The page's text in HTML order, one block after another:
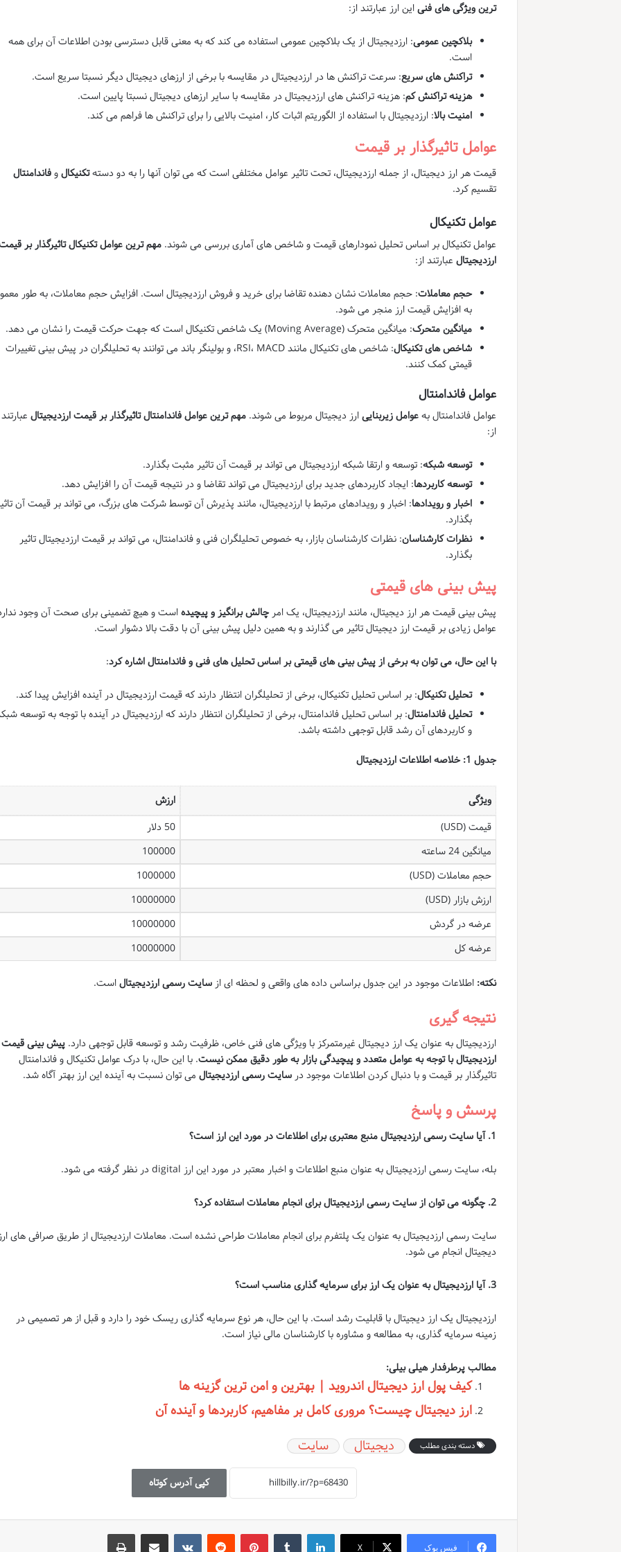
ترین ویژگی های فنیاین ارز عبارتند از:
بلاکچین عمومی: ارزدیجیتال از یک بلاکچین عمومی استفاده می کند که به معنی قابل دسترسی بودن اطلاعات آن برای همه
است.
تراکنش های سریع: سرعت تراکنش ها در ارزدیجیتال در مقایسه با برخی از ارزهای دیجیتال دیگر نسبتا سریع است.
هزینه تراکنش کم: هزینه تراکنش های ارزدیجیتال در مقایسه با سایر ارزهای دیجیتال نسبتا پایین است.
امنیت بالا: ارزدیجیتال با استفاده از الگوریتم اثبات کار، امنیت بالایی را برای تراکنش ها فراهم می کند.
عوامل تاثیرگذار بر قیمت
قیمت هر ارز دیجیتال، از جمله ارزدیجیتال، تحت تاثیر عوامل مختلفی است که می توان آنها را به دو دستهتکنیکالوفاندامنتال
تقسیم کرد.
عوامل تکنیکال
عوامل تکنیکال بر اساس تحلیل نمودارهای قیمت و شاخص های آماری بررسی می شوند.مهم ترین عوامل تکنیکال تاثیرگذار بر
ارزدیجیتال عبارتند از:
حجم معاملات: حجم معاملات نشان دهنده تقاضا برای خرید و فروش ارزدیجیتال است. افزایش حجم معاملات، به طور
به افزایش قیمت ارز منجر می شود.
میانگین متحرک: میانگین متحرک (Moving Average) یک شاخص تکنیکال است که جهت حرکت قیمت را نشان می دهد.
شاخص های تکنیکال
: شاخص های تکنیکال مانند RSI، MACD، و بولینگر باند می توانند به تحلیلگران در پیش بینی تغییرات
قیمتی کمک کنند.
عوامل فاندامنتال
عوامل فاندامنتال بهعوامل زیربناییارز دیجیتال مربوط می شوند.مهم ترین عوامل فاندامنتال تاثیرگذار بر قیمت ارزدیجیتال عبارتند
از:
توسعه شبکه: توسعه و ارتقا شبکه ارزدیجیتال می تواند بر قیمت آن تاثیر مثبت بگذارد.
توسعه کاربردها: ایجاد کاربردهای جدید برای ارزدیجیتال می تواند تقاضا و در نتیجه قیمت آن را افزایش دهد.
اخبار و رویدادها: اخبار و رویدادهای مرتبط با ارزدیجیتال، مانند پذیرش آن توسط شرکت های بزرگ، می تواند بر قیمت آن
بگذارد.
نظرات کارشناسان: نظرات کارشناسان بازار، به خصوص تحلیلگران فنی و فاندامنتال، می تواند بر قیمت ارزدیجیتال تاثیر
بگذارد.
پیش بینی های قیمتی
پیش بینی قیمت هر ارز دیجیتال، مانند ارزدیجیتال، یک امرچالش برانگیز و پیچیدهاست و هیچ تضمینی برای صحت آن وجود
عوامل زیادی بر قیمت ارز دیجیتال تاثیر می گذارند و به همین دلیل پیش بینی آن با دقت بالا دشوار است.
با این حال، می توان به برخی از پیش بینی های قیمتی بر اساس تحلیل های فنی و فاندامنتال اشاره کرد:
تحلیل تکنیکال: بر اساس تحلیل تکنیکال، برخی از تحلیلگران انتظار دارند که قیمت ارزدیجیتال در آینده افزایش پیدا کند.
تحلیل فاندامنتال: بر اساس تحلیل فاندامنتال، برخی از تحلیلگران انتظار دارند که ارزدیجیتال در آینده با توجه به توسعه
و کاربردهای آن رشد قابل توجهی داشته باشد.
جدول 1: خلاصه اطلاعات ارزدیجیتال
ویژگی
ارزش
قیمت (USD)
50 دلار
میانگین 24 ساعته
100000
حجم معاملات (USD)
1000000
ارزش بازار (USD)
10000000
عرضه در گردش
10000000
عرضه کل
10000000
نکته: اطلاعات موجود در این جدول براساس داده های واقعی و لحظه ای ازسایت رسمی ارزدیجیتالاست.
نتیجه گیری
ارزدیجیتال به عنوان یک ارز دیجیتال غیرمتمرکز با ویژگی های فنی خاص، ظرفیت رشد و توسعه قابل توجهی دارد.پیش بینی قیمت
ارزدیجیتال با توجه به عوامل متعدد و پیچیدگی بازار به طور دقیق ممکن نیست. با این حال، با درک عوامل تکنیکال و فاندامنتال
تاثیرگذار بر قیمت و با دنبال کردن اطلاعات موجود درسایت رسمی ارزدیجیتال می توان نسبت به آینده این ارز بهتر آگاه شد.
پرسش و پاسخ
1. آیا سایت رسمی ارزدیجیتال منبع معتبری برای اطلاعات در مورد این ارز است؟
بله، سایت رسمی ارزدیجیتال به عنوان منبع اطلاعات و اخبار معتبر در مورد این ارز digital در نظر گرفته می شود.
2. چگونه می توان از سایت رسمی ارزدیجیتال برای انجام معاملات استفاده کرد؟
سایت رسمی ارزدیجیتال به عنوان یک پلتفرم برای انجام معاملات طراحی نشده است. معاملات ارزدیجیتال از طریق صرافی های
دیجیتال انجام می شود.
3. آیا ارزدیجیتال به عنوان یک ارز برای سرمایه گذاری مناسب است؟
ارزدیجیتال یک ارز دیجیتال با قابلیت رشد است. با این حال، هر نوع سرمایه گذاری ریسک خود را دارد و قبل از هر تصمیمی در
زمینه سرمایه گذاری، به مطالعه و مشاوره با کارشناسان مالی نیاز است.
مطالب پرطرفدار هیلی بیلی:
کیف پول ارز دیجیتال اندروید | بهترین و امن ترین گزینه ها
ارز دیجیتال چیست؟ مروری کامل بر مفاهیم، کاربردها و آینده آن
دسته بندی مطلب دیجیتال سایت
کپی آدرس کوتاه
فیس بوک X
لینکدین ‫تامبلر ‫پین‌ترست‫رددیت ‫VKontakteاشتراک گذاری از طریق ایمیل چاپ